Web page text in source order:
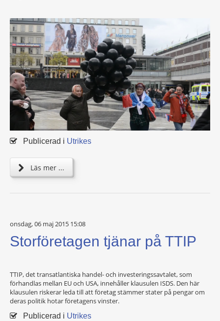
Publicerad i Utrikes
Läs mer ...
onsdag, 06 maj 2015 15:08
Storföretagen tjänar på TTIP
TTIP, det transatlantiska handel- och investeringssavtalet, som
förhandlas mellan EU och USA, innehåller klausulen ISDS. Den här
klausulen riskerar leda till att företag stämmer stater på pengar om
deras politik hotar företagens vinster.
Publicerad i Utrikes